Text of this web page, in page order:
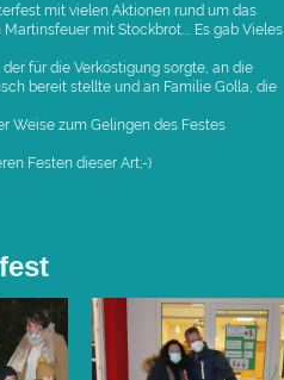
mit vielen Aktionen rund um das
mit Stockbrot.... Es gab Vieles
für die Verköstigung sorgte, an die
bereit stellte und an Familie Golla, die
Weise zum Gelingen des Festes
Festen dieser Art;-)